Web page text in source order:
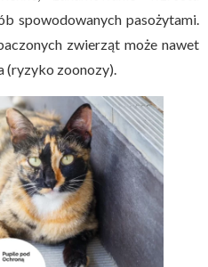
spowodowanych pasożytami.
zwierząt może nawet
(ryzyko zoonozy).